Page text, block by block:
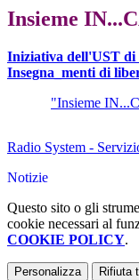
Insieme
Iniziativa dell'UST di
Insegna_menti di
"Insieme
Radio System -
Notizie
Questo sito o gli
cookie necessari al
COOKIE POLICY.
Personalizza Rifiuta